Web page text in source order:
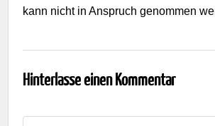
kann nicht in Anspruch genommen
Hinterlasse einen Kommentar